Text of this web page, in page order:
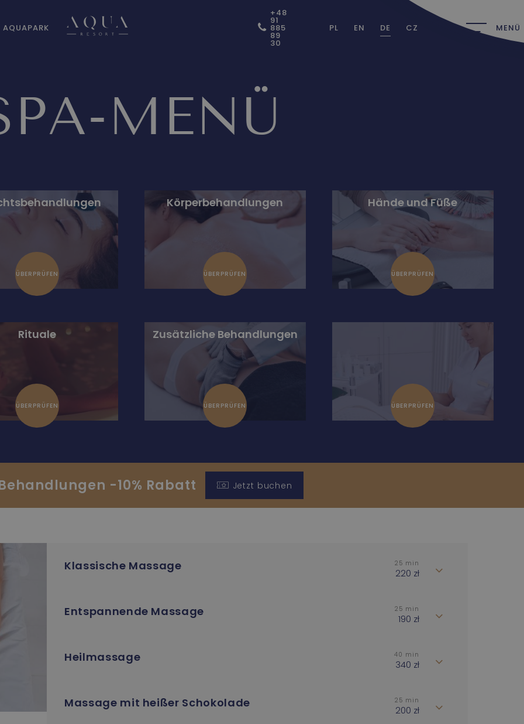
AQUAPARK
+48
91
885
89
30
PL EN DE CZ MENÜ
MENÜ
ÜBERPRÜFEN
Körperbehandlungen
ÜBERPRÜFEN
Hände und Füße
ÜBERPRÜFEN
Rituale
ÜBERPRÜFEN
Zusätzliche Behandlungen
ÜBERPRÜFEN ÜBERPRÜFEN
-10% Rabatt Jetzt buchen
Klassische Massage 25 min
220 zł
Entspannende Massage 25 min
190 zł
Heilmassage 40 min
340 zł
Massage mit heißer Schokolade 25 min
200 zł